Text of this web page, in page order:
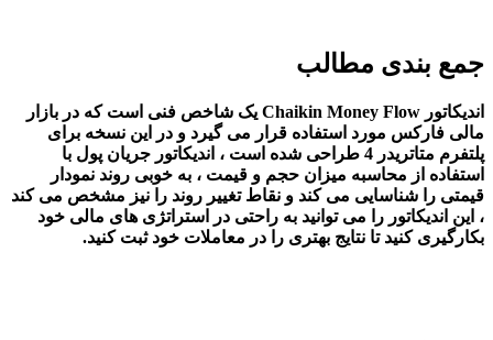
جمع بندی مطالب
اندیکاتور Chaikin Money Flow یک شاخص فنی است که در بازار
مالی فارکس مورد استفاده قرار می گیرد و در این نسخه برای
پلتفرم متاتریدر 4 طراحی شده است ، اندیکاتور جریان پول با
استفاده از محاسبه میزان حجم و قیمت ، به خوبی روند نمودار
قیمتی را شناسایی می کند و نقاط تغییر روند را نیز مشخص می کند
، این اندیکاتور را می توانید به راحتی در استراتژی های مالی خود
بکارگیری کنید تا نتایج بهتری را در معاملات خود ثبت کنید.